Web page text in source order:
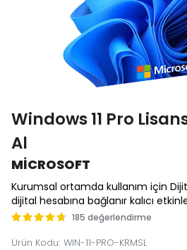
Windows 11 Pro
Al
MİCROSOFT
Kurumsal ortamda kullanım için
dijital hesabına bağlanır kalıcı
185 değerlendirme
Ürün Kodu: WIN-11-PRO-KRMSL